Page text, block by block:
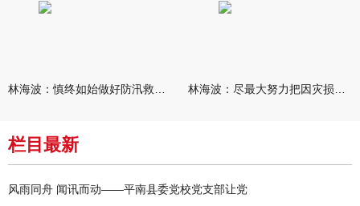
栏目最新
风雨同舟 闻讯而动——平南县委党校党支部让党